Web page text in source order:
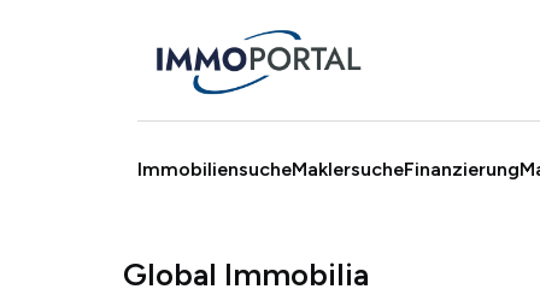
ImmobiliensucheMaklersucheFinanzierung
Global Immobilia